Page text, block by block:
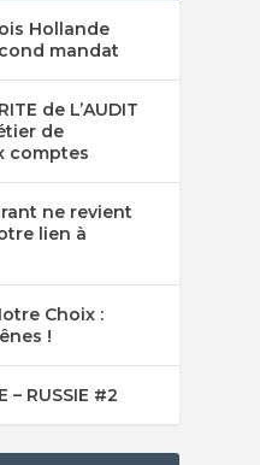
Hollande
mandat
de L’AUDIT
de
comptes
ne revient
lien à
Choix :
!
– RUSSIE #2